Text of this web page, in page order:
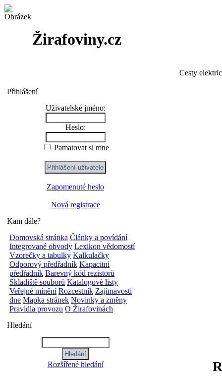
Žirafoviny.cz
Cesty
Přihlášení
Uživatelské jméno:
Heslo:
Pamatovat si mne
Zapomenuté heslo
Nová registrace
Kam dále?
Domovská stránka Články a povídání
Integrované obvody Lexikon vědomostí
Vzorečky a tabulky Kalkulačky
Odporový předřadník Kapacitní
předřadník Barevný kód rezistorů
Skladiště souborů Katalogové listy
Veřejné mínění Rozcestník Zajímavosti
dne Mapka stránek Novinky a změny
Pravidla provozu O Žirafovinách
Hledání
Rozšířené hledání